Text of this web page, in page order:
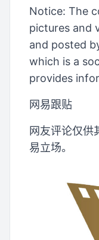
Notice: The
pictures and
and posted
which is a
provides
网易跟贴
网友评论仅供
易立场。